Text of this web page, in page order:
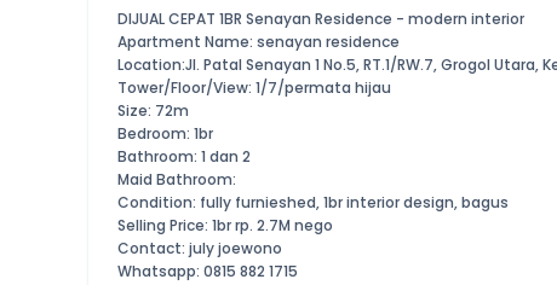
DIJUAL CEPAT 1BR Senayan Residence - modern interior
Apartment Name: senayan residence
Location:Jl. Patal Senayan 1 No.5, RT.1/RW.7, Grogol Utara,
Tower/Floor/View: 1/7/permata hijau
Size: 72m
Bedroom: 1br
Bathroom: 1 dan 2
Maid Bathroom:
Condition: fully furnieshed, 1br interior design, bagus
Selling Price: 1br rp. 2.7M nego
Contact: july joewono
Whatsapp: 0815 882 1715